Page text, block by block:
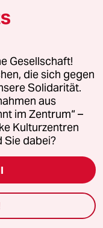
ist in zehn oder
aus, Muslim zu
zu kriegen?
gechipt wie
Überwachung?
schlichtweg nicht.
man nicht
sind ein
und reinem
sowas in der taz
Gesellschaft!
die sich gegen
Solidarität.
aus
im Zentrum“ –
Kulturzentren
Sie dabei?